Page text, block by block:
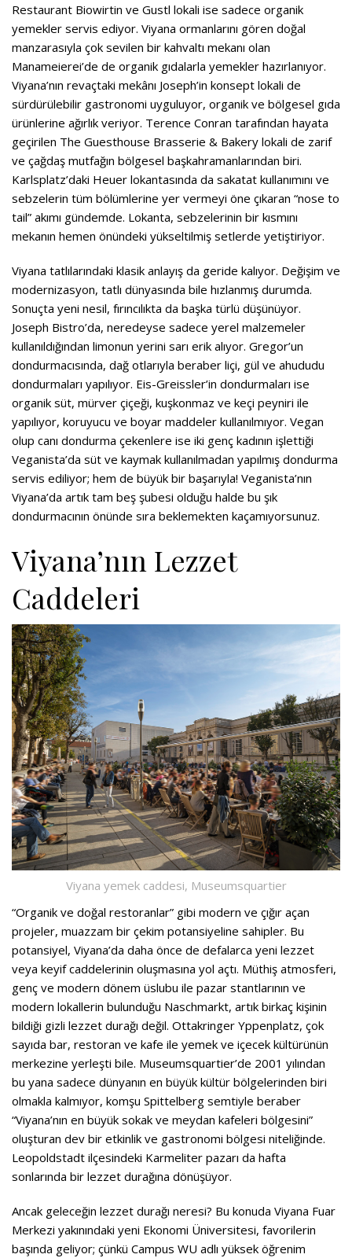
Restaurant Biowirtin ve Gustl lokali ise sadece organik
yemekler servis ediyor. Viyana ormanlarını gören doğal
manzarasıyla çok sevilen bir kahvaltı mekanı olan
Manameierei’de de organik gıdalarla yemekler hazırlanıyor.
Viyana’nın revaçtaki mekânı Joseph’in konsept lokali de
sürdürülebilir gastronomi uyguluyor, organik ve bölgesel gıda
ürünlerine ağırlık veriyor. Terence Conran tarafından hayata
geçirilen The Guesthouse Brasserie & Bakery lokali de zarif
ve çağdaş mutfağın bölgesel başkahramanlarından biri.
Karlsplatz’daki Heuer lokantasında da sakatat kullanımını ve
sebzelerin tüm bölümlerine yer vermeyi öne çıkaran “nose to
tail” akımı gündemde. Lokanta, sebzelerinin bir kısmını
mekanın hemen önündeki yükseltilmiş setlerde yetiştiriyor.
Viyana tatlılarındaki klasik anlayış da geride kalıyor. Değişim ve
modernizasyon, tatlı dünyasında bile hızlanmış durumda.
Sonuçta yeni nesil, fırıncılıkta da başka türlü düşünüyor.
Joseph Bistro’da, neredeyse sadece yerel malzemeler
kullanıldığından limonun yerini sarı erik alıyor. Gregor’un
dondurmacısında, dağ otlarıyla beraber liçi, gül ve ahududu
dondurmaları yapılıyor. Eis-Greissler’in dondurmaları ise
organik süt, mürver çiçeği, kuşkonmaz ve keçi peyniri ile
yapılıyor, koruyucu ve boyar maddeler kullanılmıyor. Vegan
olup canı dondurma çekenlere ise iki genç kadının işlettiği
Veganista’da süt ve kaymak kullanılmadan yapılmış dondurma
servis ediliyor; hem de büyük bir başarıyla! Veganista’nın
Viyana’da artık tam beş şubesi olduğu halde bu şık
dondurmacının önünde sıra beklemekten kaçamıyorsunuz.
Viyana’nın Lezzet
Caddeleri
Viyana yemek caddesi, Museumsquartier
“Organik ve doğal restoranlar” gibi modern ve çığır açan
projeler, muazzam bir çekim potansiyeline sahipler. Bu
potansiyel, Viyana’da daha önce de defalarca yeni lezzet
veya keyif caddelerinin oluşmasına yol açtı. Müthiş atmosferi,
genç ve modern dönem üslubu ile pazar stantlarının ve
modern lokallerin bulunduğu Naschmarkt, artık birkaç kişinin
bildiği gizli lezzet durağı değil. Ottakringer Yppenplatz, çok
sayıda bar, restoran ve kafe ile yemek ve içecek kültürünün
merkezine yerleşti bile. Museumsquartier’de 2001 yılından
bu yana sadece dünyanın en büyük kültür bölgelerinden biri
olmakla kalmıyor, komşu Spittelberg semtiyle beraber
“Viyana’nın en büyük sokak ve meydan kafeleri bölgesini”
oluşturan dev bir etkinlik ve gastronomi bölgesi niteliğinde.
Leopoldstadt ilçesindeki Karmeliter pazarı da hafta
sonlarında bir lezzet durağına dönüşüyor.
Ancak geleceğin lezzet durağı neresi? Bu konuda Viyana Fuar
Merkezi yakınındaki yeni Ekonomi Üniversitesi, favorilerin
başında geliyor; çünkü Campus WU adlı yüksek öğrenim